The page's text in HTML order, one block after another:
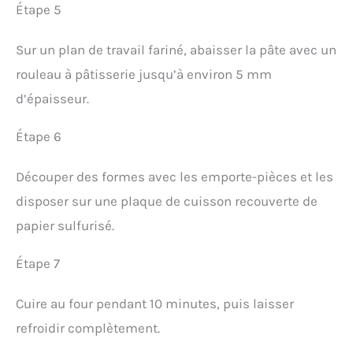
Étape 5
Sur un plan de travail fariné, abaisser la pâte avec un
rouleau à pâtisserie jusqu’à environ 5 mm
d’épaisseur.
Étape 6
Découper des formes avec les emporte-pièces et les
disposer sur une plaque de cuisson recouverte de
papier sulfurisé.
Étape 7
Cuire au four pendant 10 minutes, puis laisser
refroidir complètement.